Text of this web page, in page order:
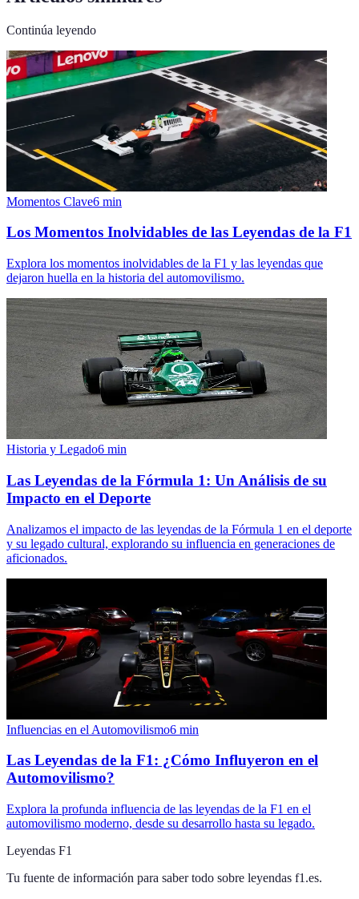
Continúa leyendo
Momentos Clave6 min
Los Momentos Inolvidables de las Leyendas de la F1
Explora los momentos inolvidables de la F1 y las leyendas que
dejaron huella en la historia del automovilismo.
Historia y Legado6 min
Las Leyendas de la Fórmula 1: Un Análisis de su
Impacto en el Deporte
Analizamos el impacto de las leyendas de la Fórmula 1 en el deporte
y su legado cultural, explorando su influencia en generaciones de
aficionados.
Influencias en el Automovilismo6 min
Las Leyendas de la F1: ¿Cómo Influyeron en el
Automovilismo?
Explora la profunda influencia de las leyendas de la F1 en el
automovilismo moderno, desde su desarrollo hasta su legado.
Leyendas F1
Tu fuente de información para saber todo sobre leyendas f1.es.